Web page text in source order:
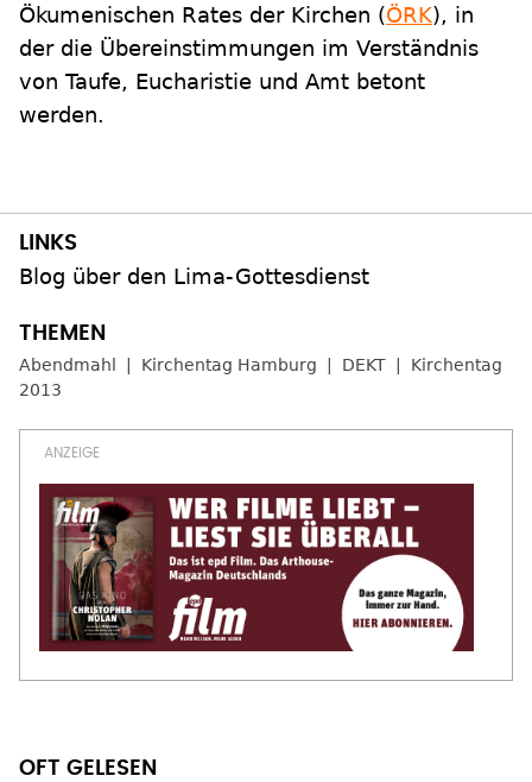
Ökumenischen Rates der Kirchen (ÖRK), in
der die Übereinstimmungen im Verständnis
von Taufe, Eucharistie und Amt betont
werden.
Blog über den Lima-Gottesdienst
Abendmahl Kirchentag Hamburg DEKT
Kirchentag
2013
OFT GELESEN